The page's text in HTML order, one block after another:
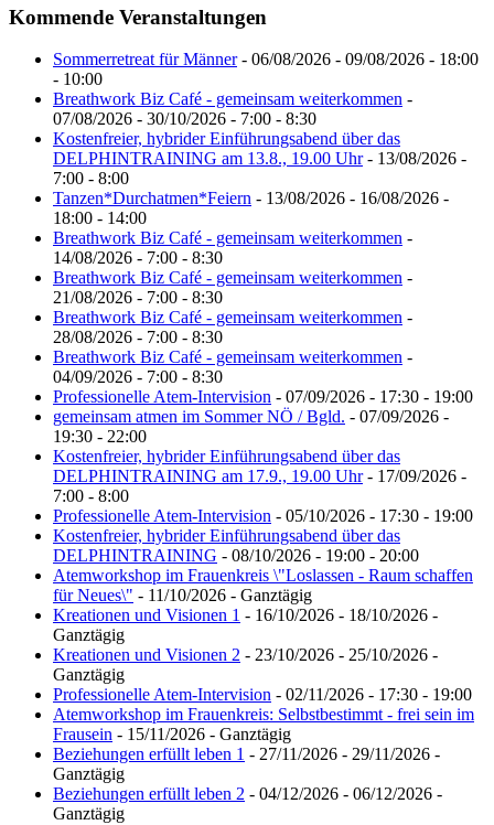
Kommende Veranstaltungen
Sommerretreat für Männer- 06/08/2026 - 09/08/2026 - 18:00
- 10:00
Breathwork Biz Café - gemeinsam weiterkommen -
07/08/2026 - 30/10/2026 - 7:00 - 8:30
Kostenfreier, hybrider Einführungsabend über das
DELPHINTRAINING am 13.8., 19.00 Uhr- 13/08/2026 -
7:00 - 8:00
Tanzen*Durchatmen*Feiern - 13/08/2026 - 16/08/2026 -
18:00 - 14:00
Breathwork Biz Café - gemeinsam weiterkommen -
14/08/2026 - 7:00 - 8:30
Breathwork Biz Café - gemeinsam weiterkommen -
21/08/2026 - 7:00 - 8:30
Breathwork Biz Café - gemeinsam weiterkommen -
28/08/2026 - 7:00 - 8:30
Breathwork Biz Café - gemeinsam weiterkommen -
04/09/2026 - 7:00 - 8:30
Professionelle Atem-Intervision - 07/09/2026 - 17:30 - 19:00
gemeinsam atmen im Sommer NÖ / Bgld. - 07/09/2026 -
19:30 - 22:00
Kostenfreier, hybrider Einführungsabend über das
DELPHINTRAINING am 17.9., 19.00 Uhr- 17/09/2026 -
7:00 - 8:00
Professionelle Atem-Intervision - 05/10/2026 - 17:30 - 19:00
Kostenfreier, hybrider Einführungsabend über das
DELPHINTRAINING - 08/10/2026 - 19:00 - 20:00
Atemworkshop im Frauenkreis \"Loslassen - Raum schaffen
für Neues\" - 11/10/2026 - Ganztägig
Kreationen und Visionen 1 - 16/10/2026 - 18/10/2026 -
Ganztägig
Kreationen und Visionen 2 - 23/10/2026 - 25/10/2026 -
Ganztägig
Professionelle Atem-Intervision - 02/11/2026 - 17:30 - 19:00
Atemworkshop im Frauenkreis: Selbstbestimmt - frei sein im
Frausein - 15/11/2026 - Ganztägig
Beziehungen erfüllt leben 1 - 27/11/2026 - 29/11/2026 -
Ganztägig
Beziehungen erfüllt leben 2 - 04/12/2026 - 06/12/2026 -
Ganztägig